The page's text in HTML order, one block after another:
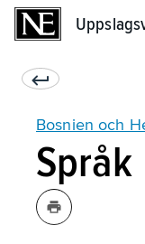
Bosnien och
Språk